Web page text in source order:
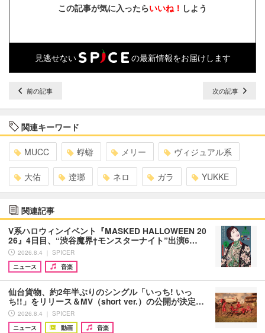
この記事が気に入ったらいいね！ しよう
見逃せない の最新情報をお届けします
前の記事 次の記事
関連キーワード
MUCC 蜉蝣 メリー ヴィジュアル系
大佑 逹瑯 ネロ ガラ YUKKE
関連記事
V系ハロウィンイベント『MASKED HALLOWEEN 20
26』4日目、“渋谷魔界†モンスターナイト”出演6…
2026.8.4 ｜ SPICER
ニュース
音楽
仙台貨物、約2年半ぶりのシングル「いっち! いっ
ち!!」をリリース＆MV（short ver.）の公開が決定…
2026.8.4 ｜ SPICER
ニュース
動画 音楽